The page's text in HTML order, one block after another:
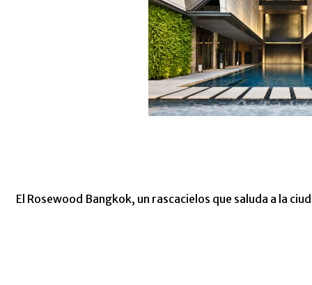
El Rosewood Bangkok, un rascacielos que saluda a la